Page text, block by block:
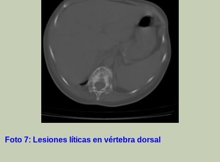
Foto 7: Lesiones líticas en vértebra dorsal